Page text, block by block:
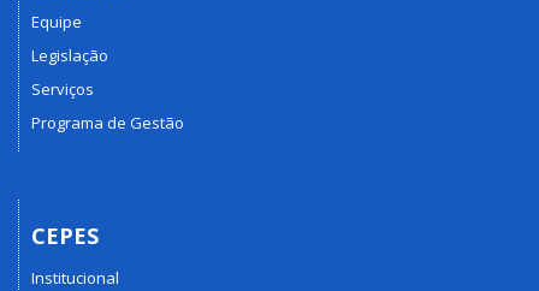
Equipe
Legislação
Serviços
Programa de Gestão
CEPES
Institucional